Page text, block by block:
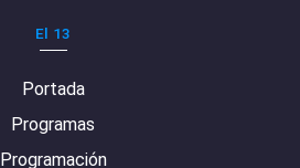
El 13
Portada
Programas
Programación